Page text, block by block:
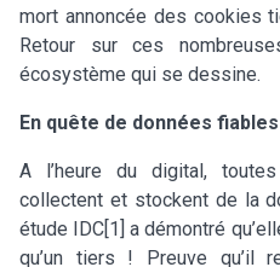
mort annoncée des cookies
Retour sur ces
écosystème qui se dessine.
En quête de données
A l’heure du digital,
collectent et stockent de la
étude IDC[1] a démontré
qu’un tiers ! Preuve qu’il